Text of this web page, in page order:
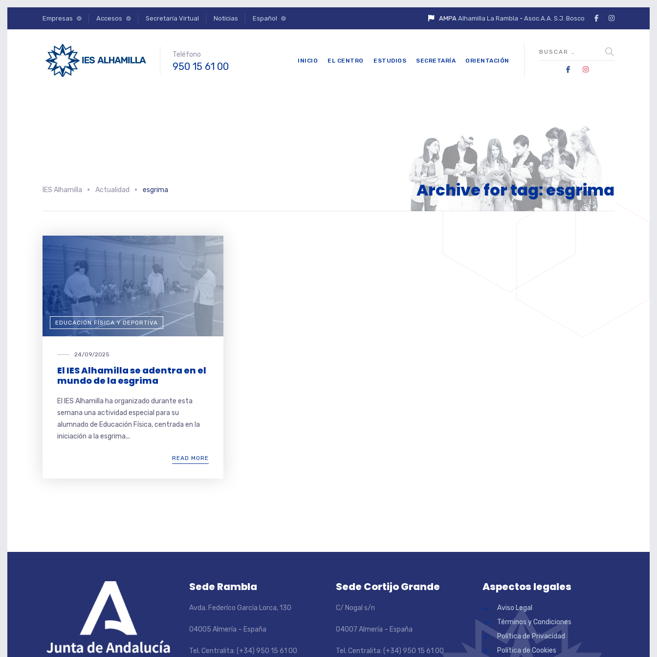
Empresas Accesos Secretaría Virtual Noticias Español AMPA Alhamilla La Rambla - Asoc.A.A. S.J. Bosco
Teléfono
950 15 61 00 INICIO EL CENTRO ESTUDIOS SECRETARÍA ORIENTACIÓN
Archive for tag: esgrima
IES Alhamilla Actualidad esgrima
EDUCACIÓN FÍSICA Y DEPORTIVA
24/09/2025
El IES Alhamilla se adentra en el
mundo de la esgrima
El IES Alhamilla ha organizado durante esta
semana una actividad especial para su
alumnado de Educación Física, centrada en la
iniciación a la esgrima...
READ MORE
Sede Rambla
Avda. Federíco García Lorca, 130
04005 Almería – España
Tel. Centralita: (+34) 950 15 61 00
Sede Cortijo Grande
C/ Nogal s/n
04007 Almería – España
Tel. Centralita: (+34) 950 15 61 00
Aspectos legales
Aviso Legal
Términos y Condiciones
Política de Privacidad
Política de Cookies